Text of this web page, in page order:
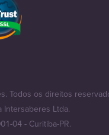
Todos os direitos
Intersaberes Ltda.
04 - Curitiba-PR.